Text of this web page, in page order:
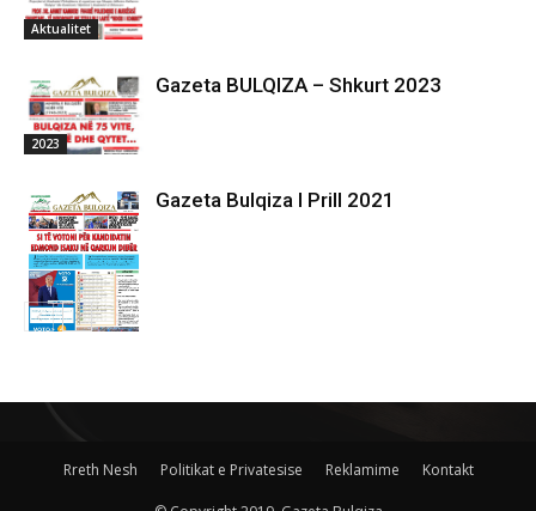
Aktualitet
2023
Gazeta BULQIZA – Shkurt 2023
Gazeta Bulqiza I Prill 2021
Rreth Nesh Politikat e Privatesise Reklamime Kontakt